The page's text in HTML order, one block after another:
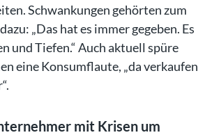
Schwankungen gehörten zum
„Das hat es immer gegeben. Es
und Tiefen.“ Auch aktuell spüre
eine Konsumflaute, „da verkaufen
mit Krisen um